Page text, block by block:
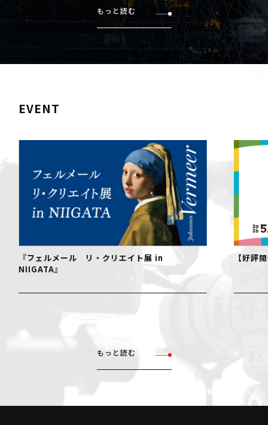
もっと読む
EVENT
『フェルメール リ・クリエイト展 in
NIIGATA』
【好評
もっと読む